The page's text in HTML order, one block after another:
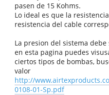
pasen de 15 Kohms.
Lo ideal es que la
resistencia del cable
La presion del sistema
en esta pagina puedes
ciertos tipos de bombas,
valor
http://
0108-01-Sp.pdf